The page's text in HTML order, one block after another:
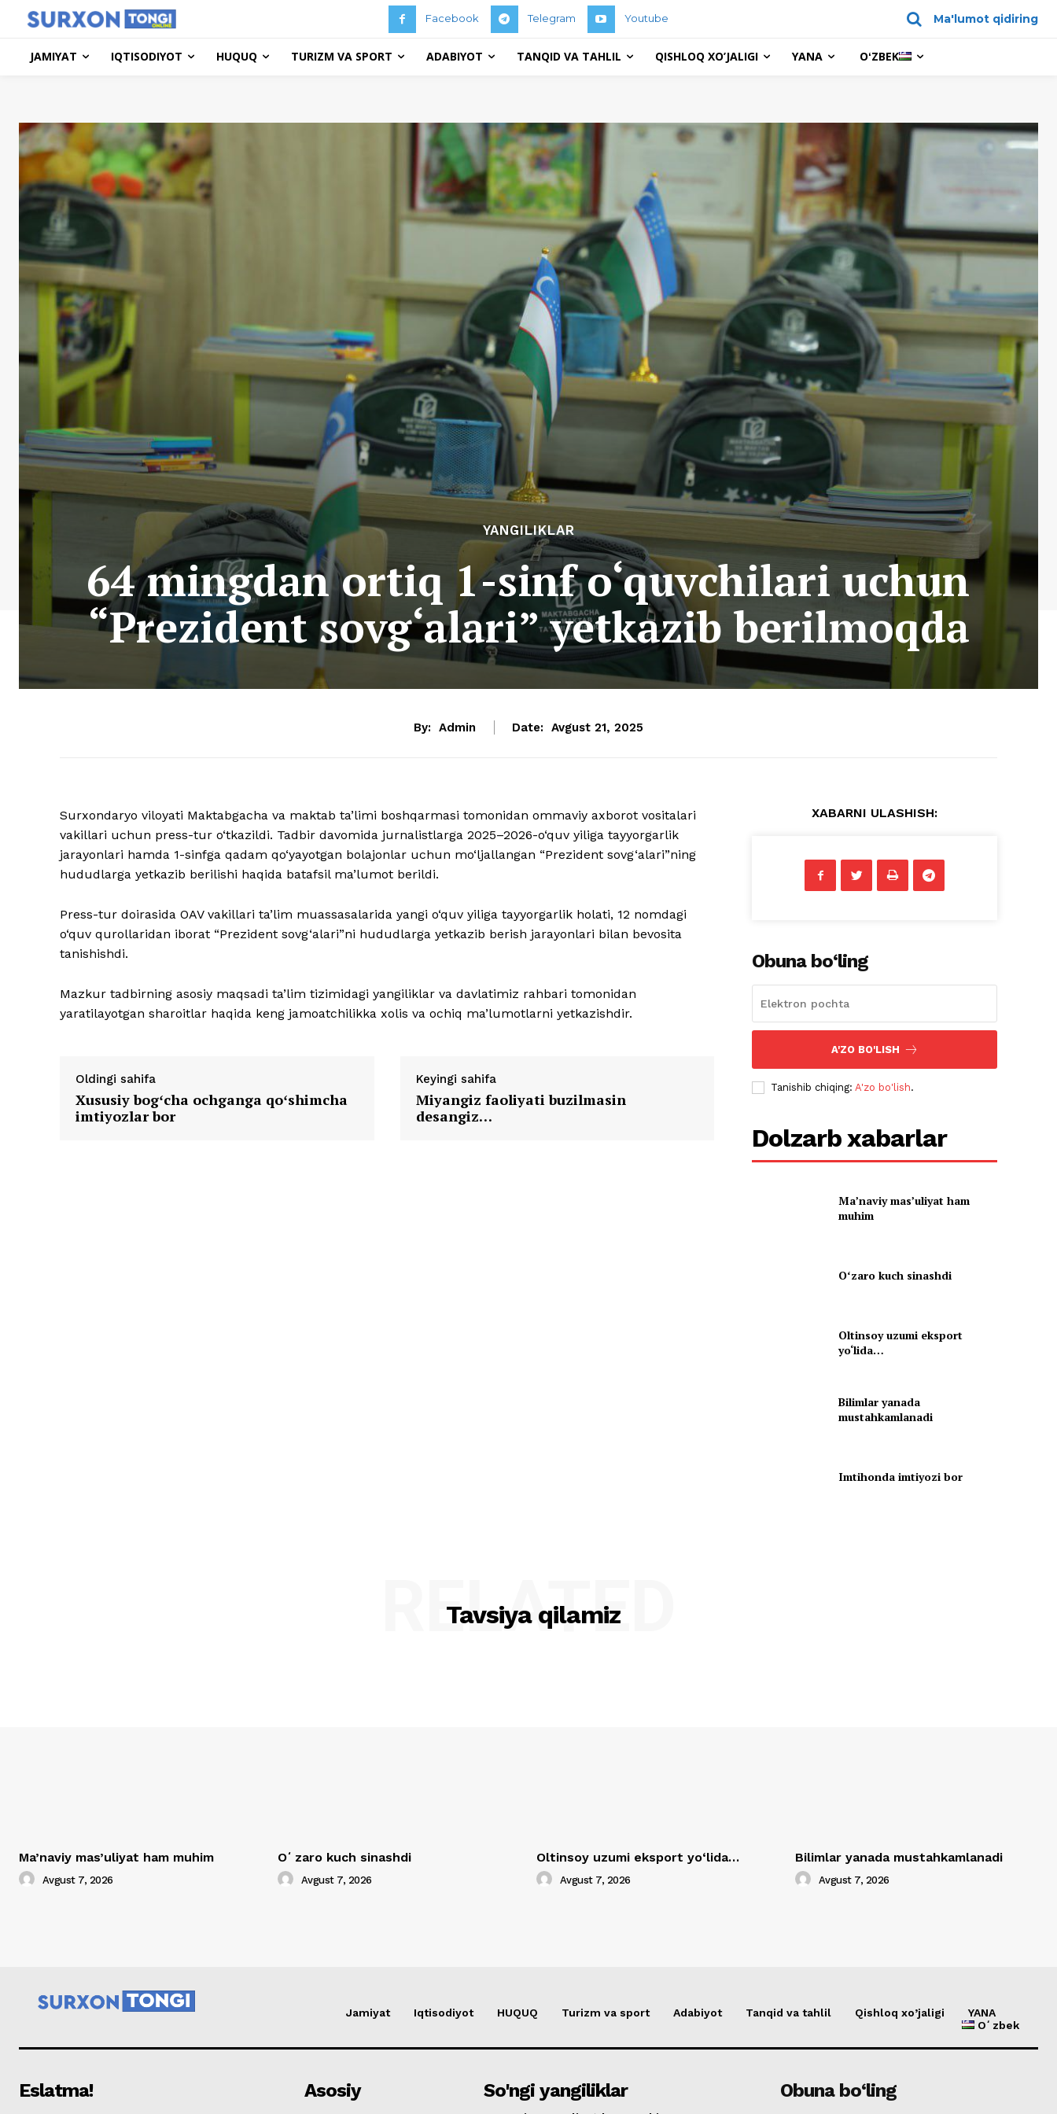
Facebook Telegram Youtube Ma'lumot qidiring
JAMIYAT IQTISODIYOT HUQUQ TURIZM VA SPORT ADABIYOT TANQID VA TAHLIL QISHLOQ XO’JALIGI YANA OʻZBEK
YANGILIKLAR
64 mingdan ortiq 1-sinf o‘quvchilari uchun
“Prezident sovg‘alari” yetkazib berilmoqda
By: Admin Date: Avgust 21, 2025
Surxondaryo viloyati Maktabgacha va maktab ta’limi boshqarmasi tomonidan ommaviy axborot vositalari
vakillari uchun press-tur o‘tkazildi. Tadbir davomida jurnalistlarga 2025–2026-o‘quv yiliga tayyorgarlik
jarayonlari hamda 1-sinfga qadam qo‘yayotgan bolajonlar uchun mo‘ljallangan “Prezident sovg‘alari”ning
hududlarga yetkazib berilishi haqida batafsil ma’lumot berildi.
Press-tur doirasida OAV vakillari ta’lim muassasalarida yangi o‘quv yiliga tayyorgarlik holati, 12 nomdagi
o‘quv qurollaridan iborat “Prezident sovg‘alari”ni hududlarga yetkazib berish jarayonlari bilan bevosita
tanishishdi.
Mazkur tadbirning asosiy maqsadi ta’lim tizimidagi yangiliklar va davlatimiz rahbari tomonidan
yaratilayotgan sharoitlar haqida keng jamoatchilikka xolis va ochiq ma’lumotlarni yetkazishdir.
Oldingi sahifa
Xususiy bogʻcha ochganga qoʻshimcha
imtiyozlar bor
Keyingi sahifa
Miyangiz faoliyati buzilmasin
desangiz…
XABARNI ULASHISH:
Obuna bo‘ling
A'ZO BO'LISH
Tanishib chiqing:A'zo bo'lish.
Dolzarb xabarlar
Ma’naviy mas’uliyat ham
muhim
Oʻzaro kuch sinashdi
Oltinsoy uzumi eksport
yo‘lida…
Bilimlar yanada
mustahkamlanadi
Imtihonda imtiyozi bor
Tavsiya qilamiz
RELATED
Ma’naviy mas’uliyat ham muhim
Avgust 7, 2026
Oʻzaro kuch sinashdi
Avgust 7, 2026
Oltinsoy uzumi eksport yo‘lida…
Avgust 7, 2026
Bilimlar yanada mustahkamlanadi
Avgust 7, 2026
Jamiyat Iqtisodiyot HUQUQ Turizm va sport Adabiyot Tanqid va tahlil Qishloq xo’jaligi
YANA
Oʻzbek
Eslatma! Asosiy So'ngi yangiliklar Obuna bo‘ling